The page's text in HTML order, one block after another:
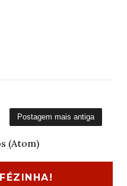
Postagem mais antiga
(Atom)